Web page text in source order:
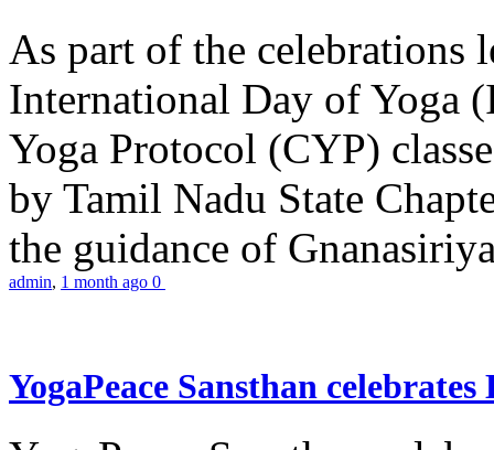
As part of the celebrations
International Day of Yoga
Yoga Protocol (CYP)
by Tamil Nadu State
the guidance of
admin, 1 month ago 0
YogaPeace Sansthan